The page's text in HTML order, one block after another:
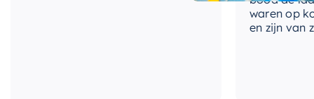
waren op korte
en zijn van zeer